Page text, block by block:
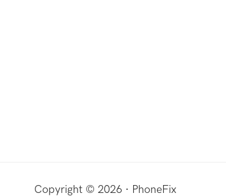
Copyright © 2026 · PhoneFix